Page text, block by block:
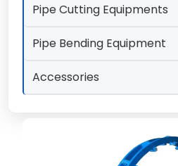
Pipe Cutting Equipments
Pipe Bending Equipment
Accessories